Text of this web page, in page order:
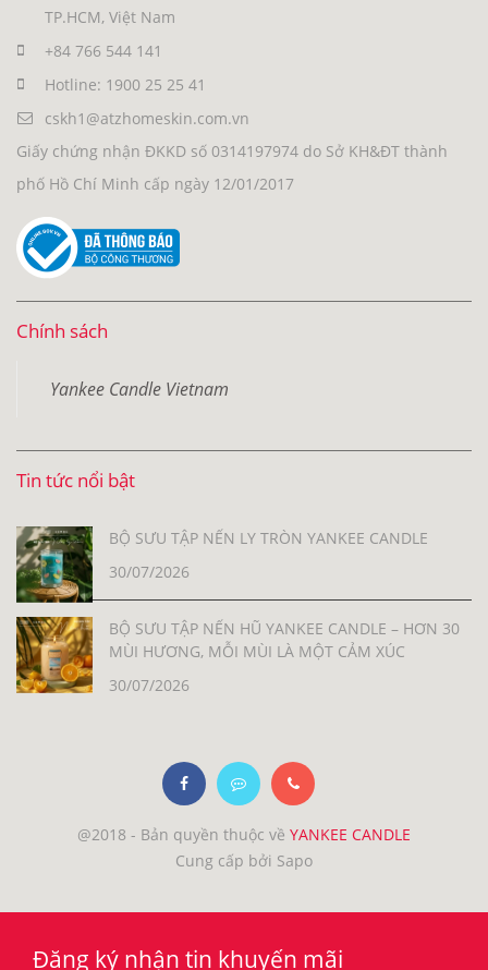
TP.HCM, Việt Nam
+84 766 544 141
Hotline: 1900 25 25 41
cskh1@atzhomeskin.com.vn
Giấy chứng nhận ĐKKD số 0314197974 do Sở KH&ĐT thành
phố Hồ Chí Minh cấp ngày 12/01/2017
Chính sách
Yankee Candle Vietnam
Tin tức nổi bật
BỘ SƯU TẬP NẾN LY TRÒN YANKEE CANDLE
30/07/2026
BỘ SƯU TẬP NẾN HŨ YANKEE CANDLE – HƠN 30
MÙI HƯƠNG, MỖI MÙI LÀ MỘT CẢM XÚC
30/07/2026
@2018 - Bản quyền thuộc về YANKEE CANDLE
Cung cấp bởi Sapo
Đăng ký nhận tin khuyến mãi